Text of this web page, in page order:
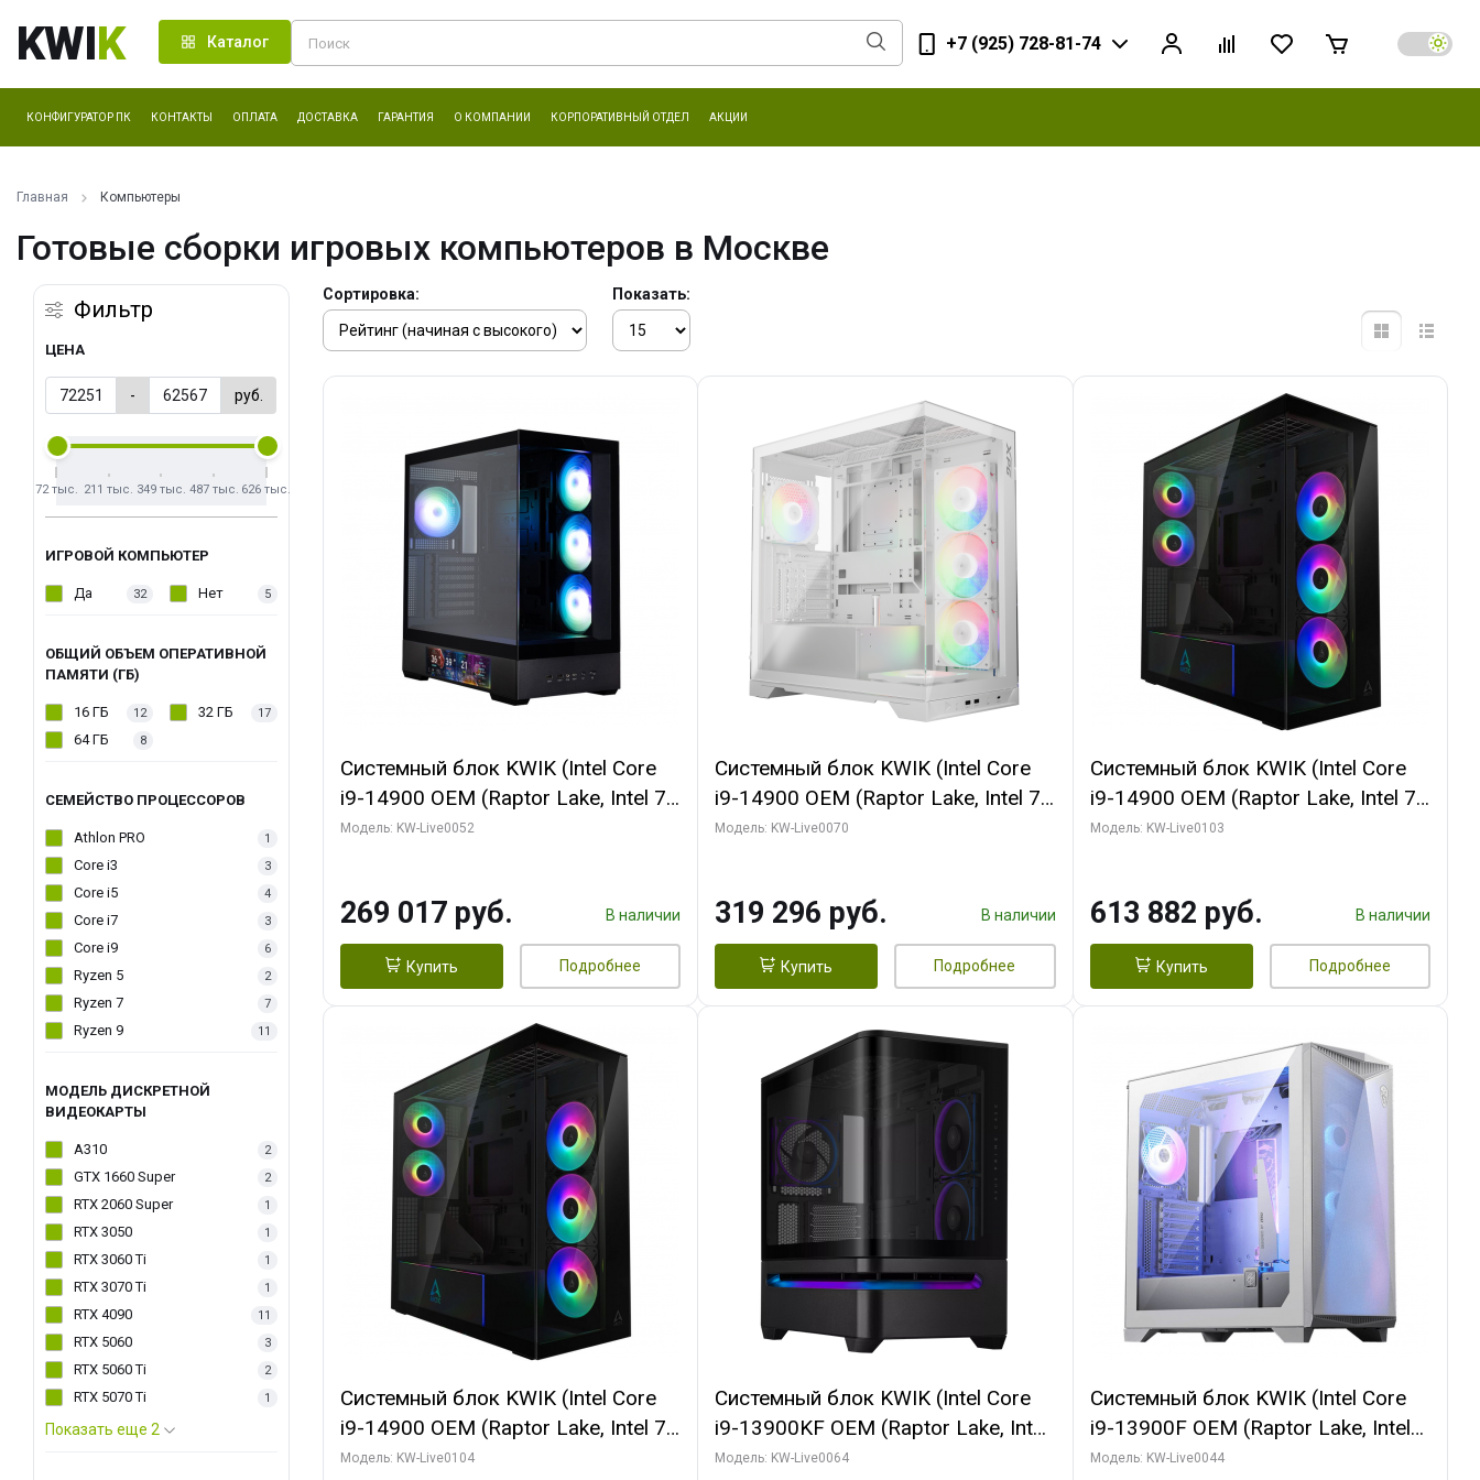
KWIK Каталог +7 (925) 728-81-74
КОНФИГУРАТОР ПК КОНТАКТЫ ОПЛАТА ДОСТАВКА ГАРАНТИЯ О КОМПАНИИ КОРПОРАТИВНЫЙ ОТДЕЛ АКЦИИ
Главная Компьютеры
Готовые сборки игровых компьютеров в Москве
Фильтр
ЦЕНА
- руб.
72 тыс. 211 тыс. 349 тыс. 487 тыс. 626 тыс.
ИГРОВОЙ КОМПЬЮТЕР
Да 32 Нет 5
ОБЩИЙ ОБЪЕМ ОПЕРАТИВНОЙ
ПАМЯТИ (ГБ)
16 ГБ 12 32 ГБ 17
64 ГБ 8
СЕМЕЙСТВО ПРОЦЕССОРОВ
Athlon PRO 1
Core i3 3
Core i5 4
Core i7 3
Core i9 6
Ryzen 5 2
Ryzen 7 7
Ryzen 9 11
МОДЕЛЬ ДИСКРЕТНОЙ
ВИДЕОКАРТЫ
A310 2
GTX 1660 Super 2
RTX 2060 Super 1
RTX 3050 1
RTX 3060 Ti 1
RTX 3070 Ti 1
RTX 4090 11
RTX 5060 3
RTX 5060 Ti 2
RTX 5070 Ti 1
Показать еще 2
Сортировка: Показать:
Системный блок KWIK (Intel Core
i9-14900 OEM (Raptor Lake, Intel 7,
C24 16EC/8PC// 64 ГБ ОЗУ (2
256bit 3xDP HD/ 512 ГБ SSD)
Модель: KW-Live0052
269 017 руб. В наличии
Купить Подробнее
Системный блок KWIK (Intel Core
i9-14900 OEM (Raptor Lake, Intel 7,
C24 16EC/8PC// 64 ГБ ОЗУ (2
GDDR7 256bit/ 960 ГБ SSD)
Модель: KW-Live0070
319 296 руб. В наличии
Купить Подробнее
Системный блок KWIK (Intel Core
i9-14900 OEM (Raptor Lake, Intel 7,
C24 16EC/8PC// 64 ГБ ОЗУ (2
Turbo/ 960 ГБ SSD)
Модель: KW-Live0103
613 882 руб. В наличии
Купить Подробнее
Системный блок KWIK (Intel Core
i9-14900 OEM (Raptor Lake, Intel 7,
C24 16EC/8PC// 64 ГБ ОЗУ (2
Модель: KW-Live0104
Системный блок KWIK (Intel Core
i9-13900KF OEM (Raptor Lake, Intel
7, C24 16EC/8P/ 64 ГБ ОЗУ (2
Модель: KW-Live0064
Системный блок KWIK (Intel Core
i9-13900F OEM (Raptor Lake, Intel
7, Efficient-co/ 32 ГБ ОЗУ (2
Модель: KW-Live0044